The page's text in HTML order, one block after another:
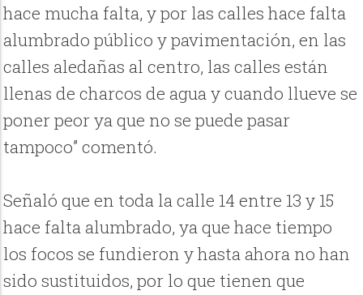
hace mucha falta, y por las calles hace falta
alumbrado público y pavimentación, en las
calles aledañas al centro, las calles están
llenas de charcos de agua y cuando llueve se
poner peor ya que no se puede pasar
tampoco” comentó.
Señaló que en toda la calle 14 entre 13 y 15
hace falta alumbrado, ya que hace tiempo
los focos se fundieron y hasta ahora no han
sido sustituidos, por lo que tienen que